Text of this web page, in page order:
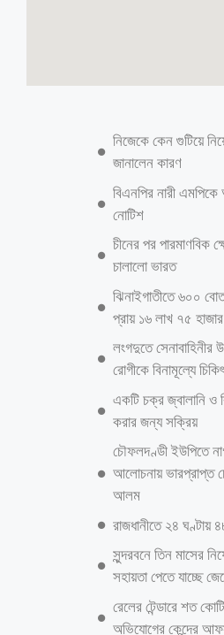
জেন্ডার ভিত্তিক সহিংসতা
মো.মাসুদ রানা, খাগড়াছড়িঃ খাগড়াছড়ির রামগড়
নিয়ে জেন্ডার ভিত্তিক সহিংসতা প্রতিরোধে
ক্ষমতায়ন প্রকল্পের আওতায় এ কর্মসূচির
বিকেলে রামগড় সদর ইউনিয়ন এর সামনে
পার্বত্য চট্টগ্রাম বিষয়ক মন্ত্রণালয় এবং
সচেতনতামূলক ক্যাম্পেইনে শিক্ষার্থীদের
নিরাপত্তা এবং সহিংসতা প্রতিরোধ বিষয়ে
অতিথি হিসেবে উপস্থিত ছিলেন উপজেলা
ইউনিয়ন প্রশাসক মো.রেহান উদ্দিন, রামগড়
আলম উপজেলা আনসার ও ভিডিপির প্রশিক্ষক
দপ্তরের কর্মকর্তা ও সংশ্লিষ্ট ব্যক্তিবর্গ। বক্তারা